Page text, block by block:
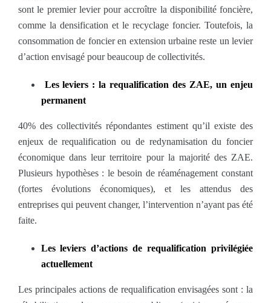
sont le premier levier pour accroître la disponibilité foncière,
comme la densification et le recyclage foncier. Toutefois, la
consommation de foncier en extension urbaine reste un levier
d’action envisagé pour beaucoup de collectivités.
Les leviers : la requalification des ZAE, un enjeu
permanent
40% des collectivités répondantes estiment qu’il existe des
enjeux de requalification ou de redynamisation du foncier
économique dans leur territoire pour la majorité des ZAE.
Plusieurs hypothèses : le besoin de réaménagement constant
(fortes évolutions économiques), et les attendus des
entreprises qui peuvent changer, l’intervention n’ayant pas été
faite.
Les leviers d’actions de requalification privilégiée
actuellement
Les principales actions de requalification envisagées sont : la